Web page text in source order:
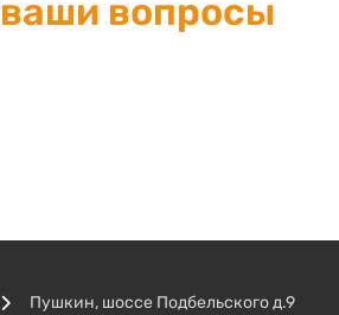
ваши вопросы
Пушкин, шоссе Подбельского д.9